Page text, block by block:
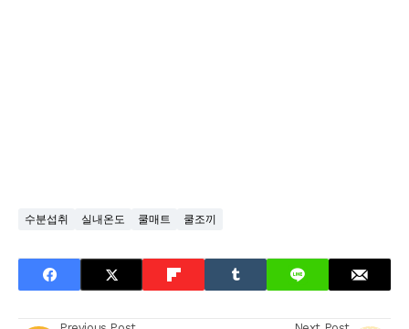
수분섭취 실내온도 쿨매트 쿨조끼